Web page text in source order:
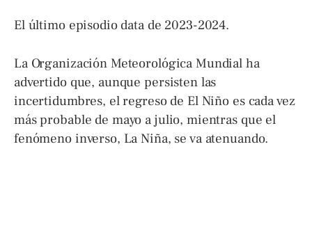
El último episodio data de 2023-2024.
La Organización Meteorológica Mundial ha
advertido que, aunque persisten las
incertidumbres, el regreso de El Niño es cada vez
más probable de mayo a julio, mientras que el
fenómeno inverso, La Niña, se va atenuando.